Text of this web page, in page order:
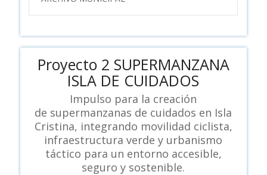
Proyecto 2 SUPERMANZANA
ISLA DE CUIDADOS
Impulso para la creación
de supermanzanas de cuidados en Isla
Cristina, integrando movilidad ciclista,
infraestructura verde y urbanismo
táctico para un entorno accesible,
seguro y sostenible.